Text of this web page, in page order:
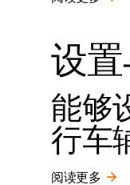
设
能够
行车
阅读更多